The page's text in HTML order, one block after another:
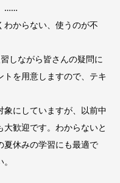
……
からない、使うのが不
しながら皆さんの疑問に
を用意しますので、テキ
にしていますが、以前中
歓迎です。わからないと
夏休みの学習にも最適で